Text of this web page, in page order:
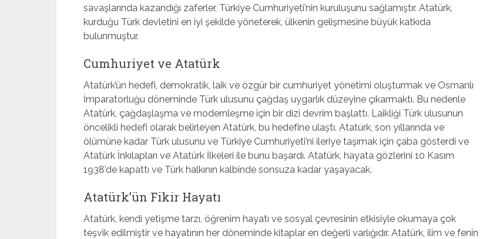
savaşlarında kazandığı zaferler, Türkiye Cumhuriyeti’nin kuruluşunu sağlamıştır. Atatürk,
kurduğu Türk devletini en iyi şekilde yöneterek, ülkenin gelişmesine büyük katkıda
bulunmuştur.
Cumhuriyet ve Atatürk
Atatürk’ün hedefi, demokratik, laik ve özgür bir cumhuriyet yönetimi oluşturmak ve Osmanlı
İmparatorluğu döneminde Türk ulusunu çağdaş uygarlık düzeyine çıkarmaktı. Bu nedenle
Atatürk, çağdaşlaşma ve modernleşme için bir dizi devrim başlattı. Laikliği Türk ulusunun
öncelikli hedefi olarak belirleyen Atatürk, bu hedefine ulaştı. Atatürk, son yıllarında ve
ölümüne kadar Türk ulusunu ve Türkiye Cumhuriyeti’ni ileriye taşımak için çaba gösterdi ve
Atatürk İnkılapları ve Atatürk İlkeleri ile bunu başardı. Atatürk, hayata gözlerini 10 Kasım
1938’de kapattı ve Türk halkının kalbinde sonsuza kadar yaşayacak.
Atatürk’ün Fikir Hayatı
Atatürk, kendi yetişme tarzı, öğrenim hayatı ve sosyal çevresinin etkisiyle okumaya çok
teşvik edilmiştir ve hayatının her döneminde kitaplar en değerli varlığıdır. Atatürk, ilim ve fenin